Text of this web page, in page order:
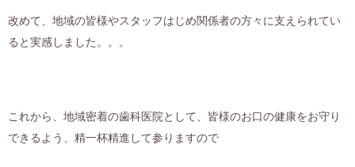
改めて、地域の皆様やスタッフはじめ関係者の方々に支えられてい
ると実感しました。。。
これから、地域密着の歯科医院として、皆様のお口の健康をお守り
できるよう、精一杯精進して参りますので